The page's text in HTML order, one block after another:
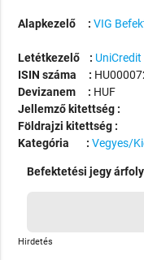
Alapkezelő : VIG
Letétkezelő :
ISIN száma :
Devizanem : HUF
Jellemző kitettség :
Földrajzi kitettség :
Kategória : Vegyes/
Befektetési jegy
Hirdetés